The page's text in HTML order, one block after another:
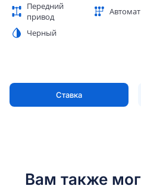
Передний
привод
Автомат
Черный
Ставка
Вам также